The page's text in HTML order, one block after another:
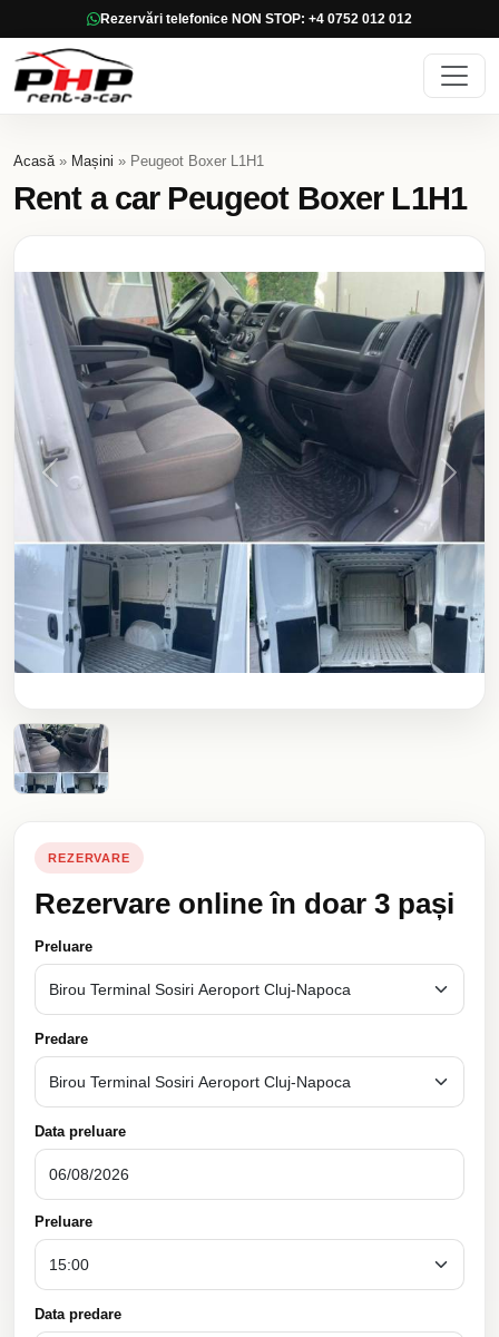
Rezervări telefonice NON STOP: +4 0752 012 012
Acasă» Mașini » Peugeot Boxer L1H1
Rent a car Peugeot Boxer L1H1
Previous Next
REZERVARE
Rezervare online în doar 3 pași
Preluare
Predare
Data preluare
Preluare
Data predare